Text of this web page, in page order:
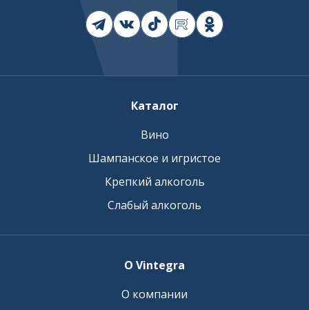
Каталог
Вино
Шампанское и игристое
Крепкий алкоголь
Слабый алкоголь
О Vintegra
О компании